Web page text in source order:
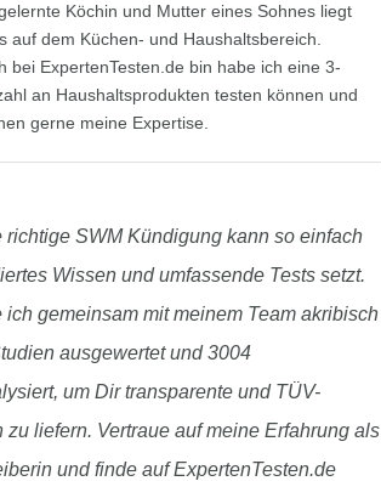
Köchin und Mutter eines Sohnes liegt
auf dem Küchen- und Haushaltsbereich.
bei ExpertenTesten.de bin habe ich eine 3-
an Haushaltsprodukten testen können und
gerne meine Expertise.
SWM Kündigung kann so einfach
Wissen und umfassende Tests setzt.
ich gemeinsam mit meinem Team akribisch
ausgewertet und 3004
um Dir transparente und TÜV-
liefern. Vertraue auf meine Erfahrung als
und finde auf ExpertenTesten.de